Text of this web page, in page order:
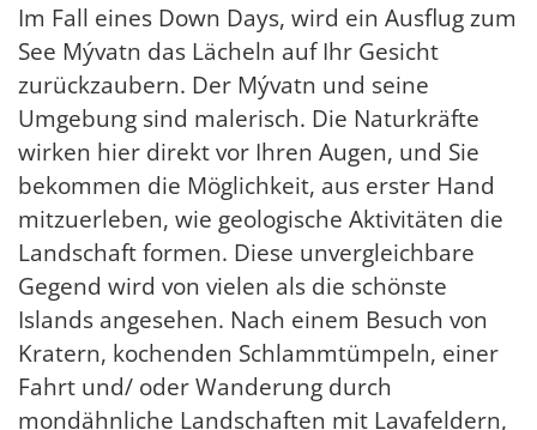
Im Fall eines Down Days, wird ein Ausflug zum
See Mývatn das Lächeln auf Ihr Gesicht
zurückzaubern. Der Mývatn und seine
Umgebung sind malerisch. Die Naturkräfte
wirken hier direkt vor Ihren Augen, und Sie
bekommen die Möglichkeit, aus erster Hand
mitzuerleben, wie geologische Aktivitäten die
Landschaft formen. Diese unvergleichbare
Gegend wird von vielen als die schönste
Islands angesehen. Nach einem Besuch von
Kratern, kochenden Schlammtümpeln, einer
Fahrt und/ oder Wanderung durch
mondähnliche Landschaften mit Lavafeldern,